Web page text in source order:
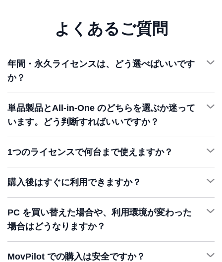
よくあるご質問
年間・永久ライセンスは、どう選べばいいです
か？
単品製品とAll-in-One のどちらを選ぶか迷って
います。どう判断すればいいですか？
詳細を確認 >
1つのライセンスで何台まで使えますか？
購入後はすぐに利用できますか？
PC を買い替えた場合や、利用環境が変わった
場合はどうなりますか？
MovPilot での購入は安全ですか？